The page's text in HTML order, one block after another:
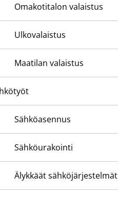
Omakotitalon valaistus
Ulkovalaistus
Maatilan valaistus
Sähköasennus
Sähköurakointi
Älykkäät sähköjärjestelmät